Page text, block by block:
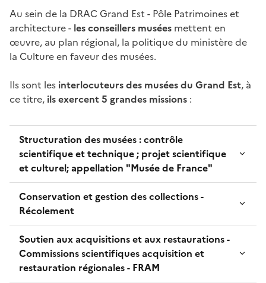
Au sein de la DRAC Grand Est - Pôle Patrimoines et
architecture - les conseillers musées mettent en
œuvre, au plan régional, la politique du ministère de
la Culture en faveur des musées.
Ils sont les interlocuteurs des musées du Grand Est, à
ce titre, ils exercent 5 grandes missions :
Structuration des musées : contrôle
scientifique et technique ; projet scientifique
et culturel; appellation "Musée de France"
Conservation et gestion des collections -
Récolement
Soutien aux acquisitions et aux restaurations -
Commissions scientifiques acquisition et
restauration régionales - FRAM